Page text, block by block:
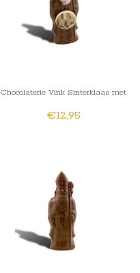
Chocolaterie Vink Sinterklaas met
foto
€12,95